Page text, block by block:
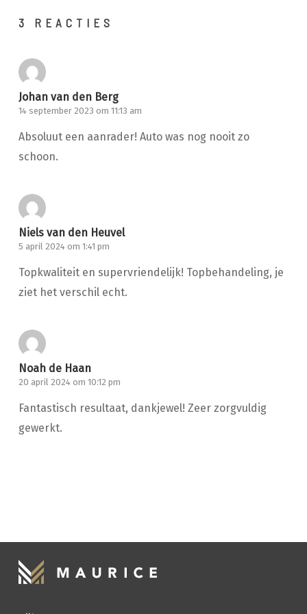
3 REACTIES
Johan van den Berg
14 september 2023 om 11:13 am
Absoluut een aanrader! Auto was nog nooit zo
schoon.
Niels van den Heuvel
5 april 2024 om 1:41 pm
Topkwaliteit en supervriendelijk! Topbehandeling, je
ziet het verschil echt.
Noah de Haan
20 april 2024 om 10:12 pm
Fantastisch resultaat, dankjewel! Zeer zorgvuldig
gewerkt.